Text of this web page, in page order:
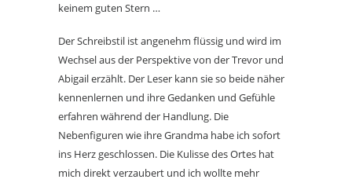
keinem guten Stern …
Der Schreibstil ist angenehm flüssig und wird im
Wechsel aus der Perspektive von der Trevor und
Abigail erzählt. Der Leser kann sie so beide näher
kennenlernen und ihre Gedanken und Gefühle
erfahren während der Handlung. Die
Nebenfiguren wie ihre Grandma habe ich sofort
ins Herz geschlossen. Die Kulisse des Ortes hat
mich direkt verzaubert und ich wollte mehr